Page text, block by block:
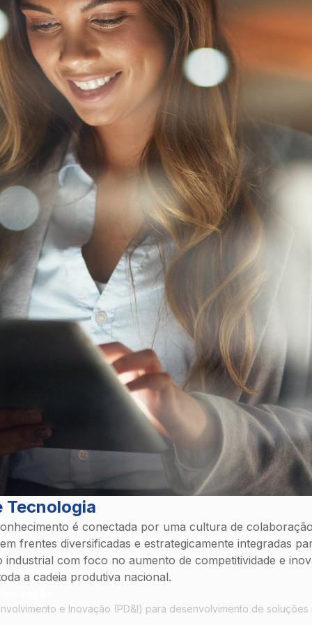
Tecnologia
é conectada por uma cultura de
frentes diversificadas e estrategicamente integradas
industrial com foco no aumento de competitividade e
a cadeia produtiva nacional.
e Inovação (PD&I) para desenvolvimento de soluções